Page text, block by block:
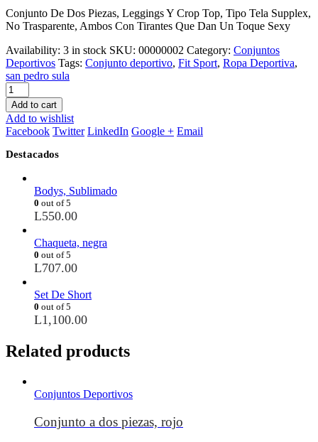
Conjunto De Dos Piezas, Leggings Y Crop Top, Tipo Tela Supplex,
No Trasparente, Ambos Con Tirantes Que Dan Un Toque Sexy
Availability: 3 in stock SKU: 00000002 Category: Conjuntos
Deportivos Tags: Conjunto deportivo, Fit Sport, Ropa Deportiva,
san pedro sula
Add to cart
Add to wishlist
Facebook Twitter LinkedIn Google + Email
Destacados
Bodys, Sublimado
0 out of 5
L550.00
Chaqueta, negra
0 out of 5
L707.00
Set De Short
0 out of 5
L1,100.00
Related products
Conjuntos Deportivos
Conjunto a dos piezas, rojo